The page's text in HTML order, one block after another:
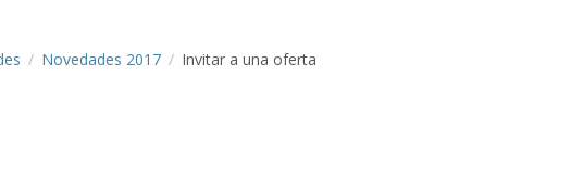
Novedades 2017 Invitar a una oferta